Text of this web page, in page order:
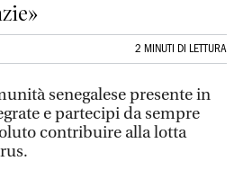
2 MINUTI DI LETTURA
senegalese presente in
e partecipi da sempre
contribuire alla lotta